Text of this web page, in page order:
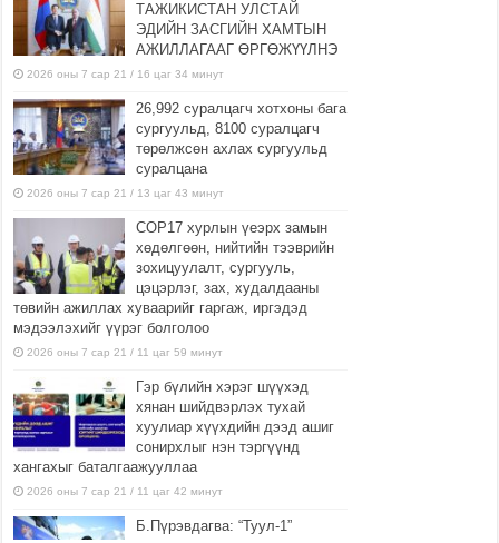
ТАЖИКИСТАН УЛСТАЙ
ЭДИЙН ЗАСГИЙН ХАМТЫН
АЖИЛЛАГААГ ӨРГӨЖҮҮЛНЭ
2026 оны 7 сар 21 / 16 цаг 34 минут
26,992 суралцагч хотхоны бага
сургуульд, 8100 суралцагч
төрөлжсөн ахлах сургуульд
суралцана
2026 оны 7 сар 21 / 13 цаг 43 минут
COP17 хурлын үеэрх замын
хөдөлгөөн, нийтийн тээврийн
зохицуулалт, сургууль,
цэцэрлэг, зах, худалдааны
төвийн ажиллах хуваарийг гаргаж, иргэдэд
мэдээлэхийг үүрэг болголоо
2026 оны 7 сар 21 / 11 цаг 59 минут
Гэр бүлийн хэрэг шүүхэд
хянан шийдвэрлэх тухай
хуулиар хүүхдийн дээд ашиг
сонирхлыг нэн тэргүүнд
хангахыг баталгаажууллаа
2026 оны 7 сар 21 / 11 цаг 42 минут
Б.Пүрэвдагва: “Туул-1”